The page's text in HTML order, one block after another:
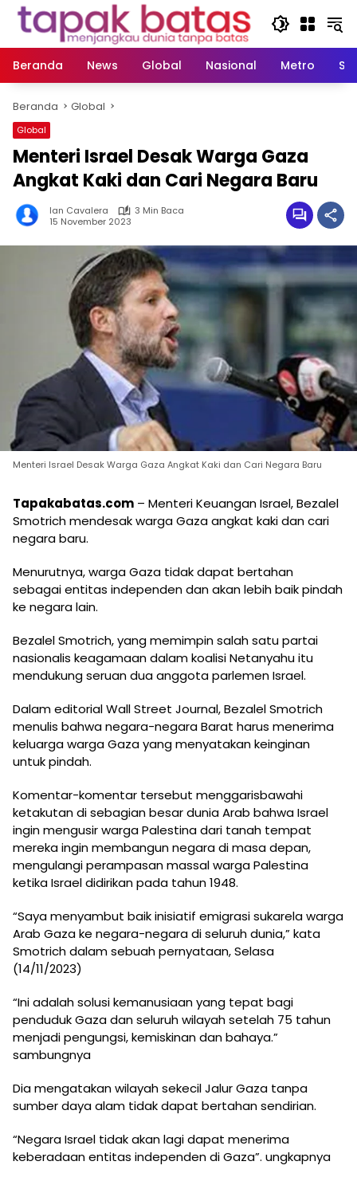
Langsung
Beranda
News Global Nasional Metro
Beranda Global
Global
Menteri Israel Desak Warga Gaza
Angkat Kaki dan Cari Negara Baru
Ian Cavalera
3 Min Baca
15 November 2023
Menteri Israel Desak Warga Gaza Angkat Kaki dan Cari Negara Baru
Tapakabatas.com – Menteri Keuangan Israel, Bezalel
Smotrich mendesak warga Gaza angkat kaki dan cari
negara baru.
Menurutnya, warga Gaza tidak dapat bertahan
sebagai entitas independen dan akan lebih baik pindah
ke negara lain.
Bezalel Smotrich, yang memimpin salah satu partai
nasionalis keagamaan dalam koalisi Netanyahu itu
mendukung seruan dua anggota parlemen Israel.
Dalam editorial Wall Street Journal, Bezalel Smotrich
menulis bahwa negara-negara Barat harus menerima
keluarga warga Gaza yang menyatakan keinginan
untuk pindah.
Komentar-komentar tersebut menggarisbawahi
ketakutan di sebagian besar dunia Arab bahwa Israel
ingin mengusir warga Palestina dari tanah tempat
mereka ingin membangun negara di masa depan,
mengulangi perampasan massal warga Palestina
ketika Israel didirikan pada tahun 1948.
“Saya menyambut baik inisiatif emigrasi sukarela warga
Arab Gaza ke negara-negara di seluruh dunia,” kata
Smotrich dalam sebuah pernyataan, Selasa
(14/11/2023)
“Ini adalah solusi kemanusiaan yang tepat bagi
penduduk Gaza dan seluruh wilayah setelah 75 tahun
menjadi pengungsi, kemiskinan dan bahaya.”
sambungnya
Dia mengatakan wilayah sekecil Jalur Gaza tanpa
sumber daya alam tidak dapat bertahan sendirian.
“Negara Israel tidak akan lagi dapat menerima
keberadaan entitas independen di Gaza”. ungkapnya